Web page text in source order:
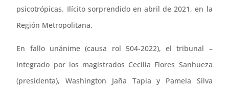
psicotrópicas. Ilícito sorprendido en abril de 2021, en la
Región Metropolitana.
En fallo unánime (causa rol 504-2022), el tribunal –
integrado por los magistrados Cecilia Flores Sanhueza
(presidenta), Washington Jaña Tapia y Pamela Silva